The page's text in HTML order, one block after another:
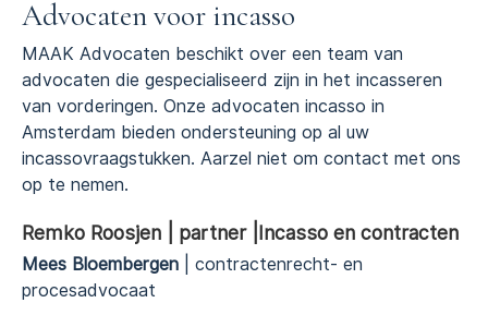
Advocaten voor incasso
MAAK Advocaten beschikt over een team van
advocaten die gespecialiseerd zijn in het incasseren
van vorderingen. Onze advocaten incasso in
Amsterdam bieden ondersteuning op al uw
incassovraagstukken. Aarzel niet om contact met ons
op te nemen.
Remko Roosjen | partner |Incasso en contracten
Mees Bloembergen
| contractenrecht- en
procesadvocaat